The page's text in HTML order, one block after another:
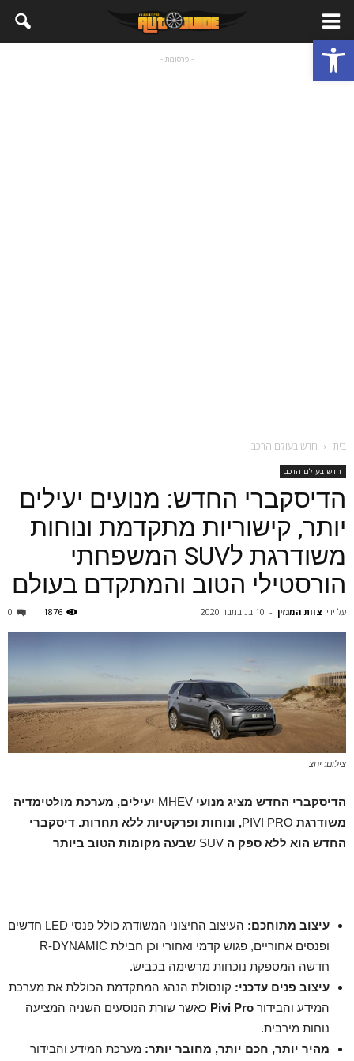
פתח סרגל נגישות - פרסומת -
בית חדש בעולם הרכב
חדש בעולם הרכב
הדיסקברי החדש: מנועים יעילים
יותר, קישוריות מתקדמת ונוחות
משודרגת לSUV המשפחתי
הורסטילי הטוב והמתקדם בעולם
על ידי צוות המגזין - 10 בנובמבר 2020 0 1876
צילום: יחצ
הדיסקברי החדש מציג מנועי MHEV יעילים, מערכת מולטימדיה
משודרגת PIVI PRO, ונוחות ופרקטיות ללא תחרות. דיסקברי
החדש הוא ללא ספק ה
שבעה מקומות הטוב ביותר
עיצוב מתוחכם:
העיצוב החיצוני המשודרג כולל פנסי LED חדשים
ופנסים אחוריים, פגוש קדמי ואחורי וכן חבילת R-DYNAMIC
חדשה המספקת נוכחות מרשימה בכביש.
עיצוב פנים עדכני: קונסולת הנהג המתקדמת הכוללת את מערכת
המידע והבידור Pivi Pro כאשר שורת הנוסעים השניה המציעה
נוחות מירבית.
מהיר יותר, חכם יותר, מחובר יותר: מערכת המידע והבידור